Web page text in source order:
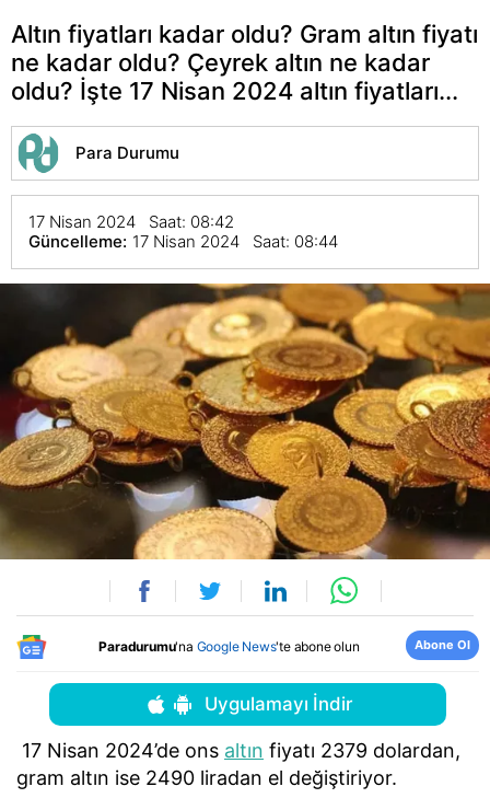
Altın fiyatları kadar oldu? Gram altın fiyatı
ne kadar oldu? Çeyrek altın ne kadar
oldu? İşte 17 Nisan 2024 altın fiyatları...
Para Durumu
17 Nisan 2024 Saat: 08:42
Güncelleme: 17 Nisan 2024 Saat: 08:44
Paradurumu'na Google News'te abone olun Abone Ol
Uygulamayı İndir
17 Nisan 2024’de ons altın fiyatı 2379 dolardan,
gram altın ise 2490 liradan el değiştiriyor.